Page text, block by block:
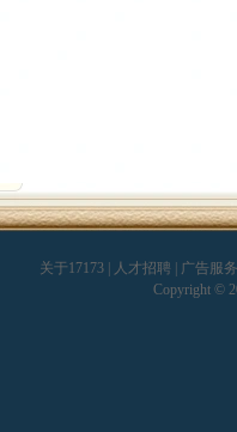
关于17173 人才招聘
广告服务
Copyright ©